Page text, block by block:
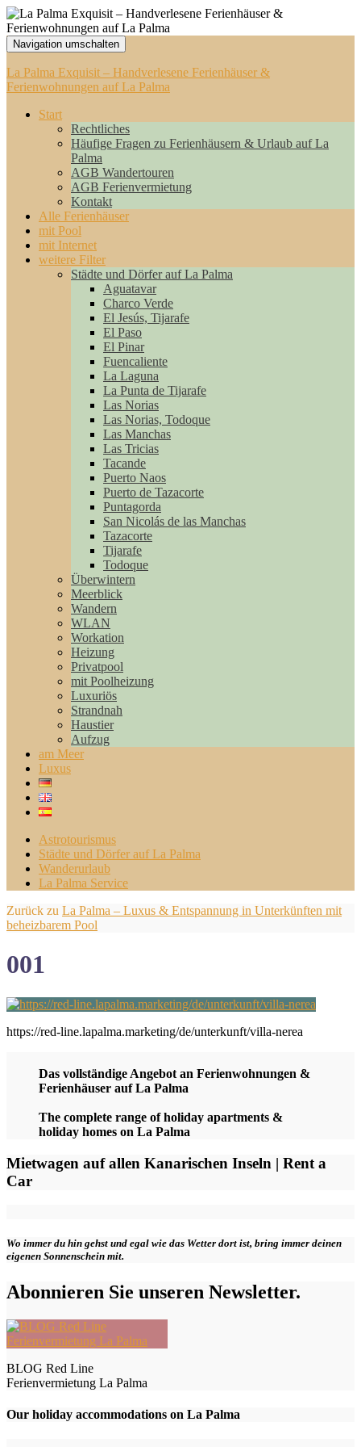
Navigation umschalten
La Palma Exquisit – Handverlesene Ferienhäuser &
Ferienwohnungen auf La Palma
Start
Rechtliches
Häufige Fragen zu Ferienhäusern & Urlaub auf La
Palma
AGB Wandertouren
AGB Ferienvermietung
Kontakt
Alle Ferienhäuser
mit Pool
mit Internet
weitere Filter
Städte und Dörfer auf La Palma
Aguatavar
Charco Verde
El Jesús, Tijarafe
El Paso
El Pinar
Fuencaliente
La Laguna
La Punta de Tijarafe
Las Norias
Las Norias, Todoque
Las Manchas
Las Tricias
Tacande
Puerto Naos
Puerto de Tazacorte
Puntagorda
San Nicolás de las Manchas
Tazacorte
Tijarafe
Todoque
Überwintern
Meerblick
Wandern
WLAN
Workation
Heizung
Privatpool
mit Poolheizung
Luxuriös
Strandnah
Haustier
Aufzug
am Meer
Luxus
Astrotourismus
Städte und Dörfer auf La Palma
Wanderurlaub
La Palma Service
Zurück zu La Palma – Luxus & Entspannung in Unterkünften mit
beheizbarem Pool
001
https://red-line.lapalma.marketing/de/unterkunft/villa-nerea
Das vollständige Angebot an Ferienwohnungen &
Ferienhäuser auf La Palma
The complete range of holiday apartments &
holiday homes on La Palma
Mietwagen auf allen Kanarischen Inseln | Rent a
Car
Wo immer du hin gehst und egal wie das Wetter dort ist, bring immer deinen
eigenen Sonnenschein mit.
Abonnieren Sie unseren Newsletter.
BLOG Red Line
Ferienvermietung La Palma
Our holiday accommodations on La Palma